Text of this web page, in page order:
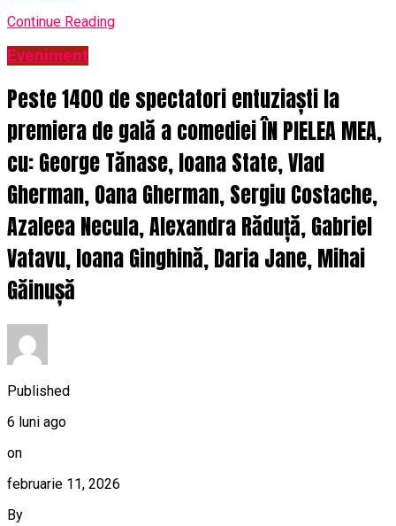
Continue Reading
Eveniment
Peste 1400 de spectatori entuziaști la
premiera de gală a comediei ÎN PIELEA MEA,
cu: George Tănase, Ioana State, Vlad
Gherman, Oana Gherman, Sergiu Costache,
Azaleea Necula, Alexandra Răduță, Gabriel
Vatavu, Ioana Ginghină, Daria Jane, Mihai
Găinușă
Published
6 luni ago
on
februarie 11, 2026
By